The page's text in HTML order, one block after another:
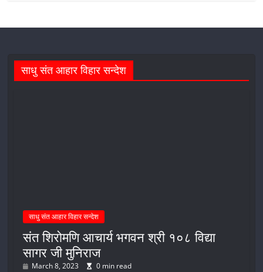
साधु संत आहार विहार सन्देश
साधु संत आहार विहार सन्देश
संत शिरोमणि आचार्य भगवन श्री १०८ विद्या
सागर जी मुनिराज
March 8, 2023 0 min read